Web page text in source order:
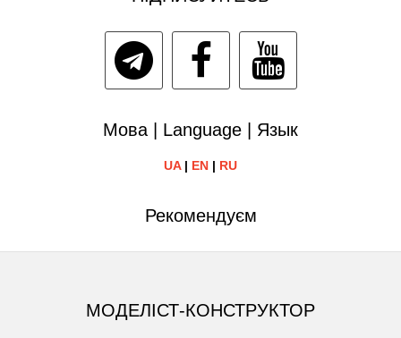
Мова | Language | Язык
UA| EN | RU
Рекомендуєм
МОДЕЛІСТ-КОНСТРУКТОР